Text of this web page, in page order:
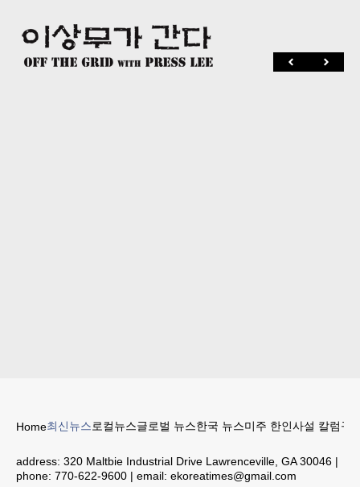
Home최신뉴스로컬뉴스글로벌 뉴스한국 뉴스미주 한인사설 칼럼구
address: 320 Maltbie Industrial Drive Lawrenceville, GA 30046 |
phone: 770-622-9600 | email: ekoreatimes@gmail.com